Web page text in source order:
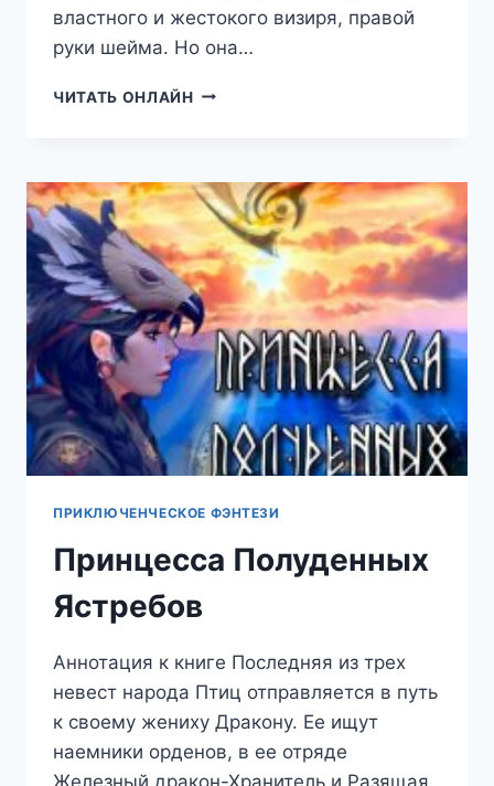
властного и жестокого визиря, правой
руки шейма. Но она…
ЧИТАТЬ ОНЛАЙН ЕДИНСТВЕННАЯ
ПРИКЛЮЧЕНЧЕСКОЕ ФЭНТЕЗИ
Принцесса Полуденных
Ястребов
Аннотация к книге Последняя из трех
невест народа Птиц отправляется в путь
к своему жениху Дракону. Ее ищут
наемники орденов, в ее отряде